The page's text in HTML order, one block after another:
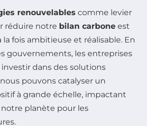
renouvelables comme levier
réduire notre bilan carbone est
fois ambitieuse et réalisable. En
gouvernements, les entreprises
dans des solutions
pouvons catalyser un
à grande échelle, impactant
notre planète pour les